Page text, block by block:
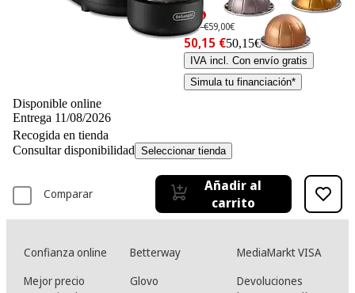
-15%
59,– €59,00€
50,15 €50,15€
IVA incl. Con envío gratis
Simula tu financiación*
Disponible online
Entrega 11/08/2026
Recogida en tienda
Consultar disponibilidad Seleccionar tienda
Comparar
Añadir al
carrito
Confianza online Betterway
MediaMarkt VISA
Mejor precio
Glovo
Devoluciones